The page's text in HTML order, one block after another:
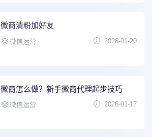
微商清粉加好友
微信运营 2026-01-20
微商怎么做？新手微商代理起步技巧
微信运营 2026-01-17